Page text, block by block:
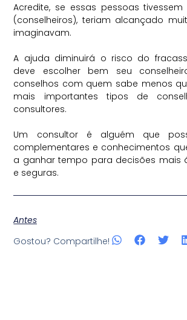
Acredite, se essas pessoas
(conselheiros), teriam alcançado
imaginavam.
A ajuda diminuirá o risco do
deve escolher bem seu
conselhos com quem sabe menos
mais importantes tipos de
consultores.
Um consultor é alguém que
complementares e conhecimentos
a ganhar tempo para decisões mais
e seguras.
Antes
Gostou? Compartilhe!